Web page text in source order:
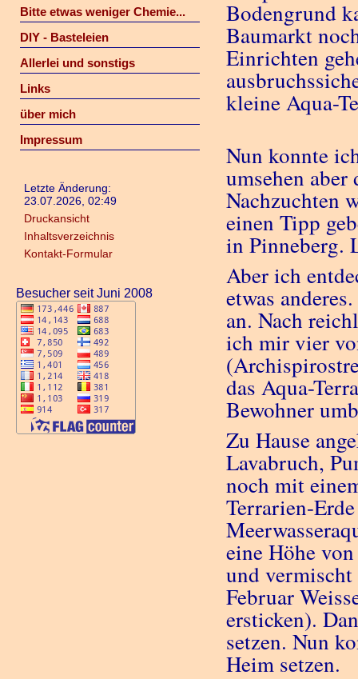
Bitte etwas weniger Chemie...
DIY - Basteleien
Allerlei und sonstigs
Links
über mich
Impressum
Letzte Änderung:
23.07.2026, 02:49
Druckansicht
Inhaltsverzeichnis
Kontakt-Formular
Besucher seit Juni 2008
Bodengrund
Baumarkt
Einrichten
kleine Aqua-
Nun konnte
umsehen
Nachzuchten
einen Tipp
in Pinneberg.
Aber ich
etwas
an. Nach
ich mir vier
das Aqua-
Bewohner
Zu Hause
Lavabruch,
noch mit
Terrarien-
eine Höhe
und
Februar
ersticken).
setzen. Nun
Heim setzen.